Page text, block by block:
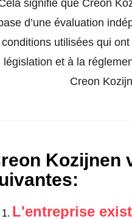
signifie que Creon
d’une évaluation
conditions utilisées qui
législation et à la
Creon
Kozijnen
:
L'entreprise